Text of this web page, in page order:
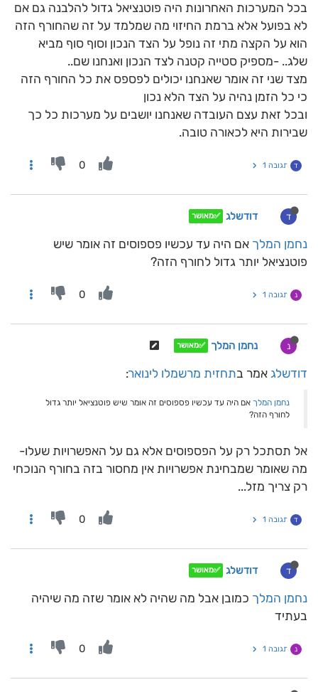
בכל המערכות האחרונות היה פוטנציאל גדול להלבנה גם אם
לא בפועל אלא ברמת החיזוי מה שמלמד על זה שהחורף הזה
הוא על הקצה מתי זה נופל על הצד הנכון וסוף סוף מביא
שלג.. -מספיק סטייה קטנה לצד הנכון ואנחנו שם..
מצד שני זה אומר שאנחנו יכולים לפספס את כל החורף הזה
כי כל הזמן נהיה על הצד הלא נכון
ובכל זאת עצם העובדה שאנחנו יושבים על מערכות כל כך
שבירות היא לכאורה טובה.
ד תגובה 1 0
ד דודשלג ✅מאושר
נחמן המלך אם היה עד עכשיו פספוסים זה אומר שיש
פוטנציאל יותר גדול לחורף הזה?
נ תגובה 1 0
נ נחמן המלך ✅מאושר
דודשלג אמר בתחזית מרשמלו לינואר:
נחמן המלך אם היה עד עכשיו פספוסים זה אומר שיש פוטנציאל יותר גדול
לחורף הזה?
אל תסתכל רק על הפספוסים אלא גם על האפשרויות שעלו-
מה שאומר שמבחינת אפשרויות אין מחסור בזה בחורף הנוכחי
רק צריך מזל...
ד תגובה 1 0
ד דודשלג ✅מאושר
נחמן המלך כמובן אבל מה שהיה לא אומר שזה מה שיהיה
בעתיד
נ תגובה 1 0